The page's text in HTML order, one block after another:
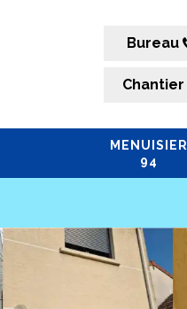
Bureau
Chantier
MENUISIER
94